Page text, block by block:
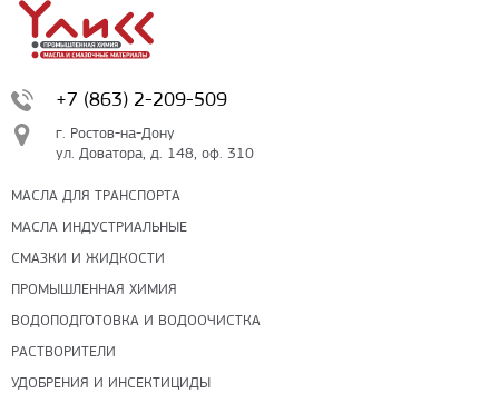
+7 (863) 2-209-509
г. Ростов-на-Дону
ул. Доватора, д. 148, оф. 310
МАСЛА ДЛЯ ТРАНСПОРТА
МАСЛА ИНДУСТРИАЛЬНЫЕ
СМАЗКИ И ЖИДКОСТИ
ПРОМЫШЛЕННАЯ ХИМИЯ
ВОДОПОДГОТОВКА И ВОДООЧИСТКА
РАСТВОРИТЕЛИ
УДОБРЕНИЯ И ИНСЕКТИЦИДЫ